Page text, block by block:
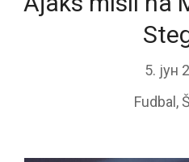
5. јун
Fudbal ,